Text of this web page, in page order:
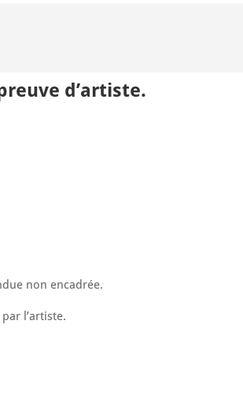
d’artiste.
non encadrée.
l’artiste.